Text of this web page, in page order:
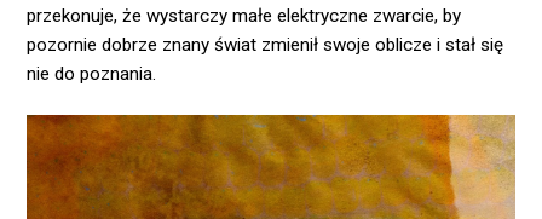
przekonuje, że wystarczy małe elektryczne zwarcie, by
pozornie dobrze znany świat zmienił swoje oblicze i stał się
nie do poznania.